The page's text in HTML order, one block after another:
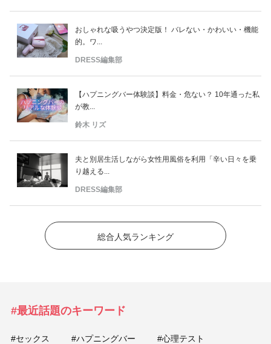
おしゃれな吸うやつ決定版！ バレない・かわいい・機能
的。ワ...
DRESS編集部
【ハプニングバー体験談】料金・危ない？ 10年通った私
が教...
鈴木 リズ
夫と別居生活しながら女性用風俗を利用「辛い日々を乗
り越える...
DRESS編集部
総合人気ランキング
#最近話題のキーワード
#セックス #ハプニングバー #心理テスト